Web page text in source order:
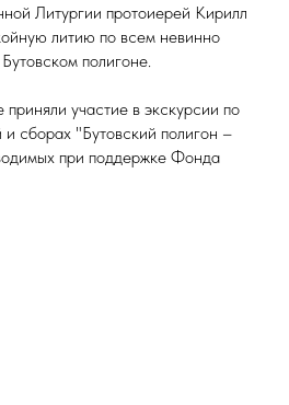
Литургии протоиерей Кирилл
литию по всем невинно
полигоне.
участие в экскурсии по
сборах "Бутовский полигон –
при поддержке Фонда